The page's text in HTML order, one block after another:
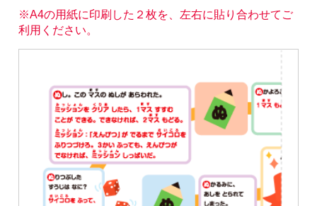
※A4の用紙に印刷した２枚を、左右に貼り合わせてご
利用ください。